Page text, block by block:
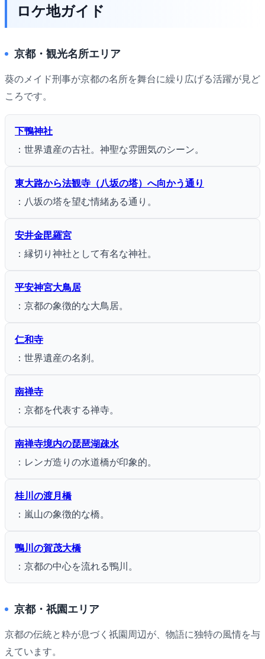
ロケ地ガイド
京都・観光名所エリア
葵のメイド刑事が京都の名所を舞台に繰り広げる活躍が見ど
ころです。
下鴨神社
：世界遺産の古社。神聖な雰囲気のシーン。
東大路から法観寺（八坂の塔）へ向かう通り
：八坂の塔を望む情緒ある通り。
安井金毘羅宮
：縁切り神社として有名な神社。
平安神宮大鳥居
：京都の象徴的な大鳥居。
仁和寺
：世界遺産の名刹。
南禅寺
：京都を代表する禅寺。
南禅寺境内の琵琶湖疎水
：レンガ造りの水道橋が印象的。
桂川の渡月橋
：嵐山の象徴的な橋。
鴨川の賀茂大橋
：京都の中心を流れる鴨川。
京都・祇園エリア
京都の伝統と粋が息づく祇園周辺が、物語に独特の風情を与
えています。